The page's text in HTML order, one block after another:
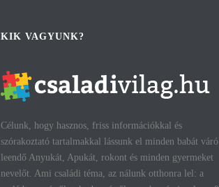
KIK VAGYUNK?
Célunk, hogy hasznos, friss információkkal és
szórakoztató tartalmakkal lássunk el minden babát váró
leendő Anyukát, Apukát, rokont és minden gyermeket
nevelőt. Ami családi téma, az nálunk otthonra lel: a